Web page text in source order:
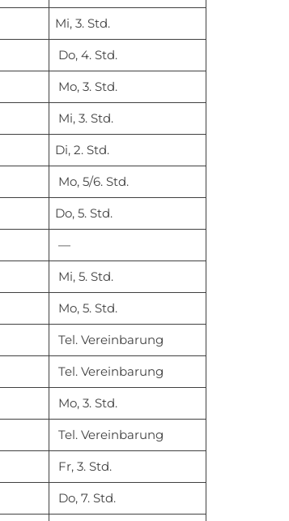
Mi, 3. Std.
Do, 4. Std.
Mo, 3. Std.
Mi, 3. Std.
Di, 2. Std.
Mo, 5/6. Std.
Do, 5. Std.
—
Mi, 5. Std.
Mo, 5. Std.
Tel. Vereinbarung
Tel. Vereinbarung
Mo, 3. Std.
Tel. Vereinbarung
Fr, 3. Std.
Do, 7. Std.